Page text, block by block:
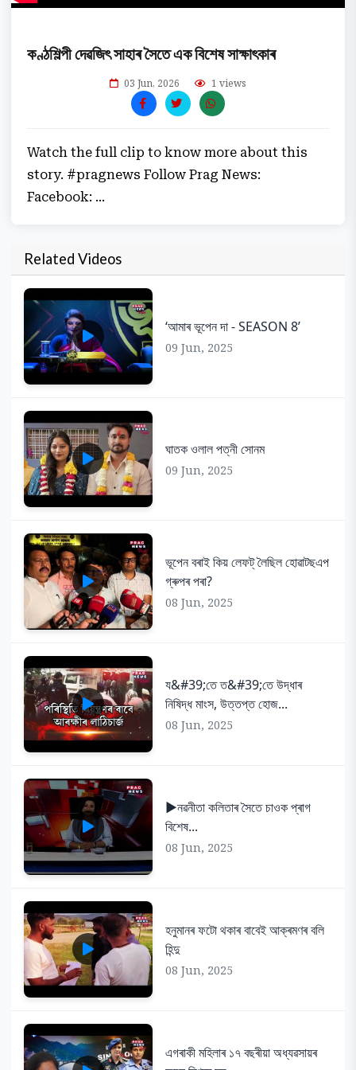
কণ্ঠশিল্পী দেৱজিৎ সাহাৰ সৈতে এক বিশেষ সাক্ষাৎকাৰ
03 Jun, 2026 1 views
Watch the full clip to know more about this
story. #pragnews Follow Prag News:
Facebook: ...
Related Videos
‘আমাৰ ভূপেন দা - SEASON 8’
09 Jun, 2025
ঘাতক ওলাল পত্নী সোনম
09 Jun, 2025
ভূপেন বৰাই কিয় লেফট্ লৈছিল হোৱাটছএপ
গ্ৰুপৰ পৰা?
08 Jun, 2025
য&#39;তে ত&#39;তে উদ্ধাৰ
নিষিদ্ধ মাংস, উত্তপ্ত হোজ...
08 Jun, 2025
▶️নৱনীতা কলিতাৰ সৈতে চাওক প্ৰাগ
বিশেষ...
08 Jun, 2025
হনুমানৰ ফটো থকাৰ বাবেই আক্ৰমণৰ বলি
হিন্দু
08 Jun, 2025
এগৰাকী মহিলাৰ ১৭ বছৰীয়া অধ্যৱসায়ৰ